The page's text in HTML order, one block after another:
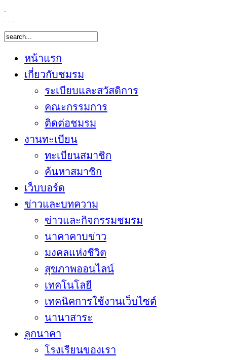
หน้าแรก
เกี่ยวกับชมรม
ระเบียบและสวัสดิการ
คณะกรรมการ
ติดต่อชมรม
งานทะเบียน
ทะเบียนสมาชิก
ค้นหาสมาชิก
เว็บบอร์ด
ข่าวและบทความ
ข่าวและกิจกรรมชมรม
นาคาคาบข่าว
มงคลแห่งชีวิต
สุขภาพออนไลน์
เทคโนโลยี
เทคนิคการใช้งานเว็บไซต์
นานาสาระ
ลูกนาคา
โรงเรียนของเรา